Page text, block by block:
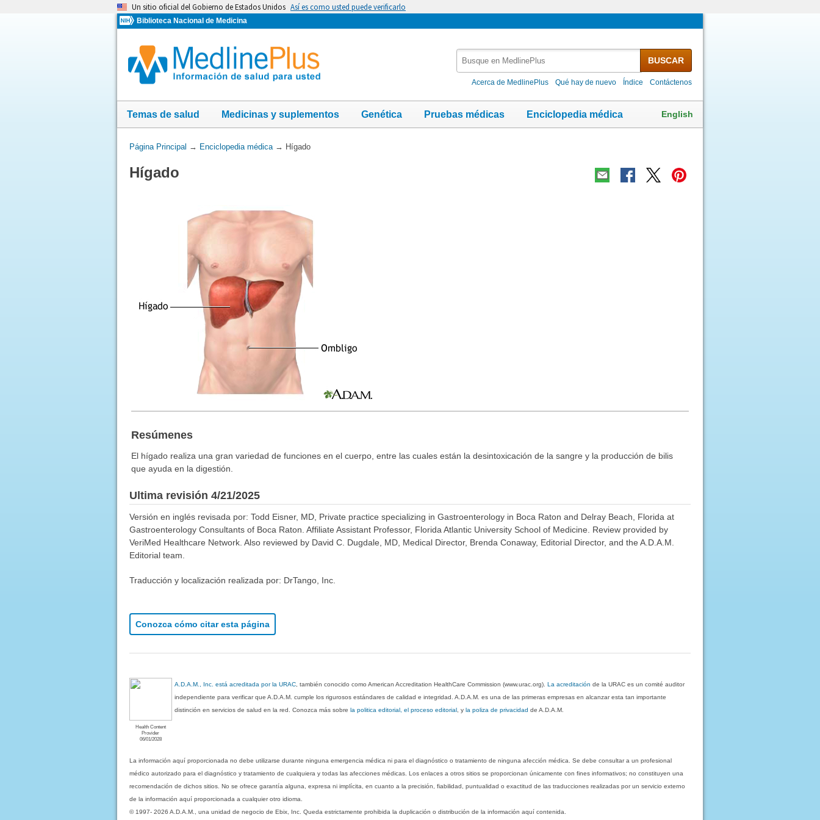
Un sitio oficial del Gobierno de Estados Unidos Así es como usted puede verificarlo
Biblioteca Nacional de Medicina
MedlinePlus
BUSCAR
Acerca de MedlinePlus Qué hay de nuevo Índice Contáctenos
Temas de salud Medicinas y suplementos Genética Pruebas médicas Enciclopedia médica English
Usted
aquí:
Página Principal → Enciclopedia médica→ Hígado
Hígado
Resúmenes
El hígado realiza una gran variedad de funciones en el cuerpo, entre las cuales están la desintoxicación de la sangre y la producción de bilis
que ayuda en la digestión.
Ultima revisión 4/21/2025
Versión en inglés revisada por: Todd Eisner, MD, Private practice specializing in Gastroenterology in Boca Raton and Delray Beach, Florida at
Gastroenterology Consultants of Boca Raton. Affiliate Assistant Professor, Florida Atlantic University School of Medicine. Review provided by
VeriMed Healthcare Network. Also reviewed by David C. Dugdale, MD, Medical Director, Brenda Conaway, Editorial Director, and the A.D.A.M.
Editorial team.
Traducción y localización realizada por: DrTango, Inc.
Conozca cómo citar esta página
Health Content
Provider
06/01/2028
A.D.A.M., Inc. está acreditada por la URAC , también conocido como American Accreditation HealthCare Commission (www.urac.org).La acreditación de la URAC es un comité auditor
independiente para verificar que A.D.A.M. cumple los rigurosos estándares de calidad e integridad. A.D.A.M. es una de las primeras empresas en alcanzar esta tan importante
distinción en servicios de salud en la red. Conozca más sobrela politica editorial, el proceso editorial , yla poliza de privacidad de A.D.A.M.
La información aquí proporcionada no debe utilizarse durante ninguna emergencia médica ni para el diagnóstico o tratamiento de ninguna afección médica. Se debe consultar a un profesional
médico autorizado para el diagnóstico y tratamiento de cualquiera y todas las afecciones médicas. Los enlaces a otros sitios se proporcionan únicamente con fines informativos; no constituyen una
recomendación de dichos sitios. No se ofrece garantía alguna, expresa ni implícita, en cuanto a la precisión, fiabilidad, puntualidad o exactitud de las traducciones realizadas por un servicio externo
de la información aquí proporcionada a cualquier otro idioma.
© 1997- 2026 A.D.A.M., una unidad de negocio de Ebix, Inc. Queda estrictamente prohibida la duplicación o distribución de la información aquí contenida.